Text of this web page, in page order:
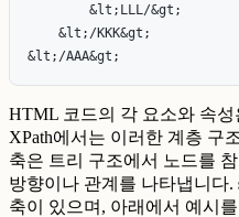
        &lt;LLL/&gt;
    &lt;/KKK&gt;
HTML 코드의 각 요소와 속
XPath에서는 이러한 계층 구
축은 트리 구조에서 노드를
방향이나 관계를 나타냅니다.
축이 있으며, 아래에서 예시